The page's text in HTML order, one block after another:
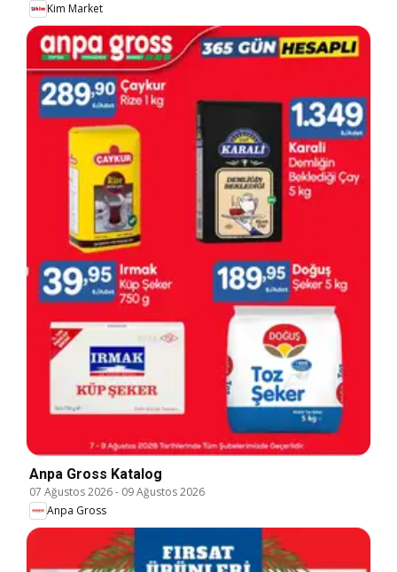
Kim Market
Anpa Gross Katalog
07 Ağustos 2026- 09 Ağustos 2026
Anpa Gross